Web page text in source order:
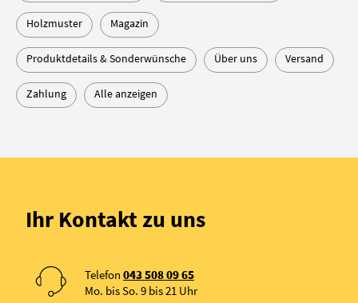
Holzmuster Magazin
Produktdetails & Sonderwünsche Über uns Versand
Zahlung Alle anzeigen
Ihr Kontakt zu uns
Telefon 043 508 09 65
Mo. bis So. 9 bis 21 Uhr